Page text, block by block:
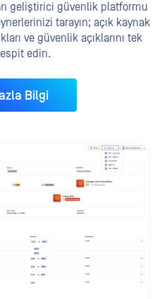
geliştirici güvenlik platformu
tarayın; açık kaynak
ve güvenlik açıklarını tek
edin.
Bilgi